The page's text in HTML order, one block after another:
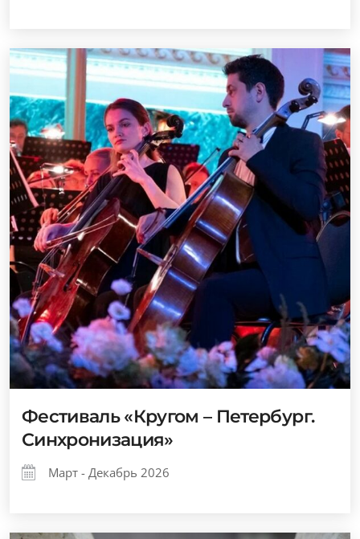
Фестиваль «Кругом – Петербург.
Синхронизация»
Март - Декабрь 2026